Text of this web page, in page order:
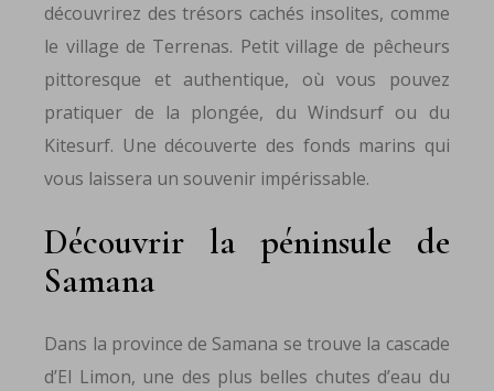
découvrirez des trésors cachés insolites, comme
le village de Terrenas. Petit village de pêcheurs
pittoresque et authentique, où vous pouvez
pratiquer de la plongée, du Windsurf ou du
Kitesurf. Une découverte des fonds marins qui
vous laissera un souvenir impérissable.
Découvrir la péninsule de
Samana
Dans la province de Samana se trouve la cascade
d’El Limon, une des plus belles chutes d’eau du